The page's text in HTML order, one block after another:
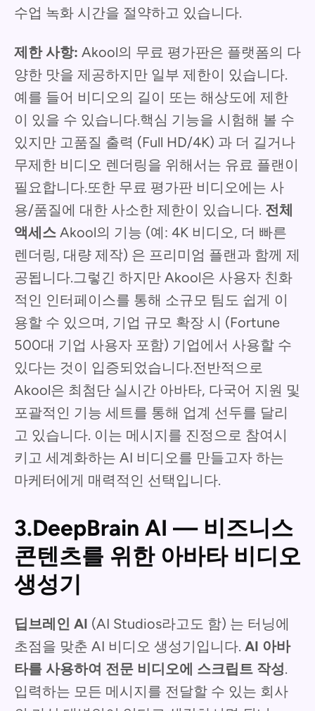
수업 녹화 시간을 절약하고 있습니다.
제한 사항: Akool의 무료 평가판은 플랫폼의 다
양한 맛을 제공하지만 일부 제한이 있습니다.
예를 들어 비디오의 길이 또는 해상도에 제한
이 있을 수 있습니다.핵심 기능을 시험해 볼 수
있지만 고품질 출력 (Full HD/4K) 과 더 길거나
무제한 비디오 렌더링을 위해서는 유료 플랜이
필요합니다.또한 무료 평가판 비디오에는 사
용/품질에 대한 사소한 제한이 있습니다. 전체
액세스 Akool의 기능 (예: 4K 비디오, 더 빠른
렌더링, 대량 제작) 은 프리미엄 플랜과 함께 제
공됩니다.그렇긴 하지만 Akool은 사용자 친화
적인 인터페이스를 통해 소규모 팀도 쉽게 이
용할 수 있으며, 기업 규모 확장 시 (Fortune
500대 기업 사용자 포함) 기업에서 사용할 수
있다는 것이 입증되었습니다.전반적으로
Akool은 최첨단 실시간 아바타, 다국어 지원 및
포괄적인 기능 세트를 통해 업계 선두를 달리
고 있습니다. 이는 메시지를 진정으로 참여시
키고 세계화하는 AI 비디오를 만들고자 하는
마케터에게 매력적인 선택입니다.
3.DeepBrain AI — 비즈니스
콘텐츠를 위한 아바타 비디오
생성기
딥브레인 AI (AI Studios라고도 함) 는 터닝에
초점을 맞춘 AI 비디오 생성기입니다. AI 아바
타를 사용하여 전문 비디오에 스크립트 작성.
입력하는 모든 메시지를 전달할 수 있는 회사